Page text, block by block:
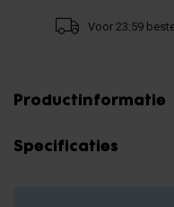
Voor 23:59
Productinformatie
Specificaties